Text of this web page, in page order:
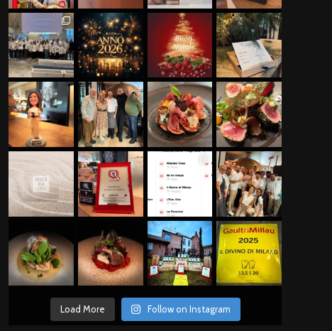
Load More Follow on Instagram